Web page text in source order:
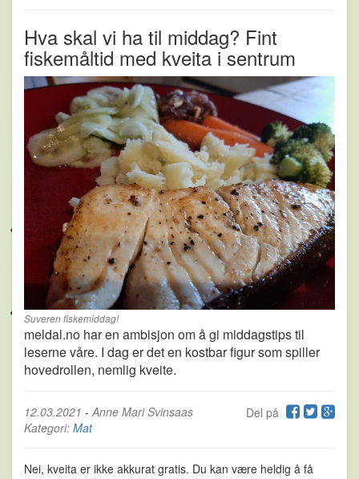
Hva skal vi ha til middag? Fint
fiskemåltid med kveita i sentrum
Suveren fiskemiddag!
meldal.no har en ambisjon om å gi middagstips til
leserne våre. I dag er det en kostbar figur som spiller
hovedrollen, nemlig kveite.
Del på
12.03.2021 - Anne Mari Svinsaas
Kategori: Mat
Nei, kveita er ikke akkurat gratis. Du kan være heldig å få